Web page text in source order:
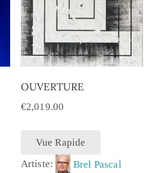
OUVERTURE
€2,019.00
Vue Rapide
Artiste:
Brel Pascal